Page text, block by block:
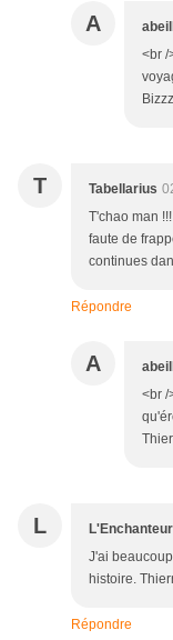
A
<br /
T Tabellarius
T'chao man
faute de
continues
Répondre
A
<br /
L L'Enchanteur
J'ai
histoire.
Répondre